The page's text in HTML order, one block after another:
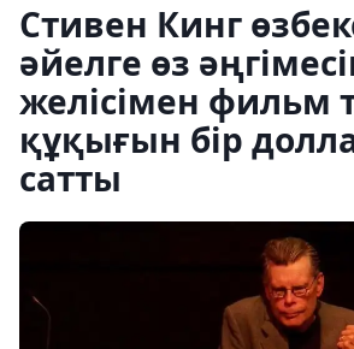
Стивен Кинг
әйелге өз
желісімен фильм
құқығын бір
сатты